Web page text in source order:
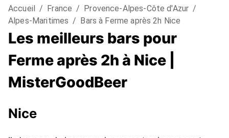
Accueil / France / Provence-Alpes-Côte d'Azur /
Alpes-Maritimes / Bars à Ferme après 2h Nice
Les meilleurs bars pour
Ferme après 2h à Nice |
MisterGoodBeer
Nice